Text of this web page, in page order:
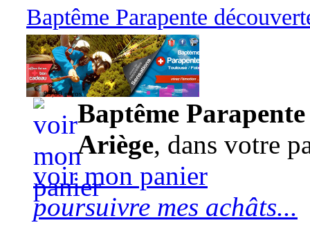
Baptême Parapente
95,00 euros
Baptême
Ariège, dans votre
voir mon panier
poursuivre mes achâts...